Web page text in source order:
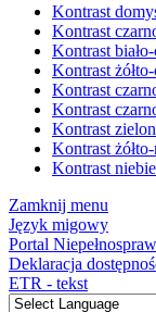
Kontrast
Kontrast
Kontrast
Kontrast
Kontrast
Kontrast
Kontrast
Kontrast
Kontrast
Zamknij menu
Język migowy
Portal
Deklaracja
ETR - tekst